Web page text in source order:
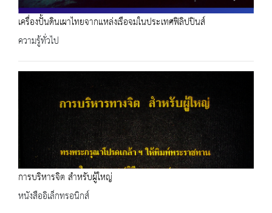
เครื่องปั้นดินเผาไทยจากแหล่งเรือจมในประเทศฟิลิปปินส์
ความรู้ทั่วไป
การบริหารจิต สำหรับผู้ใหญ่
หนังสืออิเล็กทรอนิกส์